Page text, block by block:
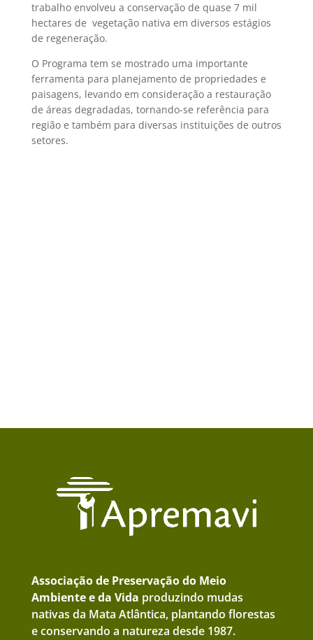
trabalho envolveu a conservação de quase 7 mil
hectares de vegetação nativa em diversos estágios
de regeneração.
O Programa tem se mostrado uma importante
ferramenta para planejamento de propriedades e
paisagens, levando em consideração a restauração
de áreas degradadas, tornando-se referência para
região e também para diversas instituições de outros
setores.
Associação de Preservação do Meio
Ambiente e da Vida produzindo mudas
nativas da Mata Atlântica, plantando florestas
e conservando a natureza desde 1987.